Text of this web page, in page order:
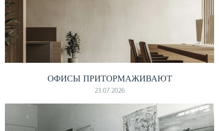
ОФИСЫ ПРИТОРМАЖИВАЮТ
23.07.2026